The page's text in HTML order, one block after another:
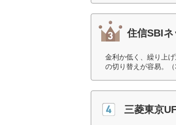
住信SBI
金利か低く、繰り上
の切り替えが容易。（
三菱東京